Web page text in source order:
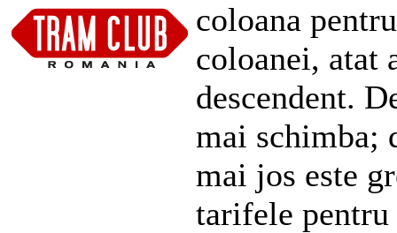
coloana
coloanei, atat
descendent.
mai schimba;
mai jos este
tarifele pentru